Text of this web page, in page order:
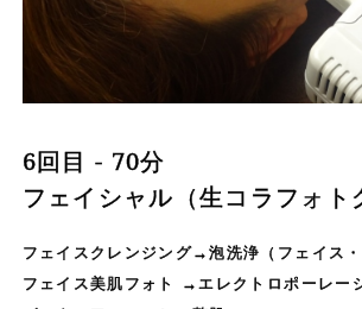
6回目 - 70分
フェイシャル（生コラフォト
フェイスクレンジング→泡洗浄（フェイス
フェイス美肌フォト →エレクトロポーレー